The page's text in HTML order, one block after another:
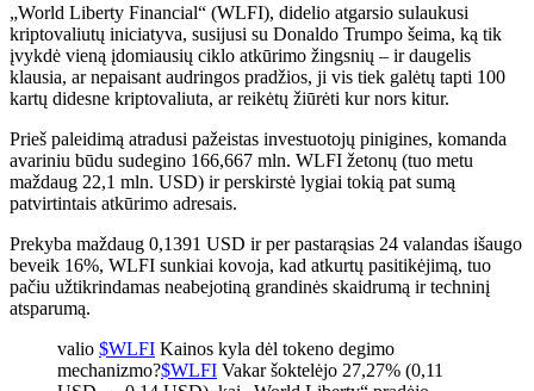
„World Liberty Financial“ (WLFI), didelio atgarsio sulaukusi
kriptovaliutų iniciatyva, susijusi su Donaldo Trumpo šeima, ką tik
įvykdė vieną įdomiausių ciklo atkūrimo žingsnių – ir daugelis
klausia, ar nepaisant audringos pradžios, ji vis tiek galėtų tapti 100
kartų didesne kriptovaliuta, ar reikėtų žiūrėti kur nors kitur.
Prieš paleidimą atradusi pažeistas investuotojų pinigines, komanda
avariniu būdu sudegino 166,667 mln. WLFI žetonų (tuo metu
maždaug 22,1 mln. USD) ir perskirstė lygiai tokią pat sumą
patvirtintais atkūrimo adresais.
Prekyba maždaug 0,1391 USD ir per pastarąsias 24 valandas išaugo
beveik 16%, WLFI sunkiai kovoja, kad atkurtų pasitikėjimą, tuo
pačiu užtikrindamas neabejotiną grandinės skaidrumą ir techninį
atsparumą.
valio $WLFI Kainos kyla dėl tokeno degimo
mechanizmo?$WLFI Vakar šoktelėjo 27,27% (0,11